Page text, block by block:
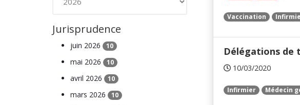
Vaccination
Délégations de
10/03/2020
Infirmier Médecin
Jurisprudence
juin 2026 10
mai 2026 10
avril 2026 10
mars 2026 10